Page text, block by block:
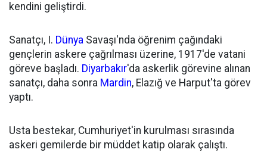
kendini geliştirdi.
Sanatçı, I. Dünya Savaşı'nda öğrenim çağındaki
gençlerin askere çağrılması üzerine, 1917'de vatani
göreve başladı. Diyarbakır'da askerlik görevine alınan
sanatçı, daha sonra Mardin, Elazığ ve Harput'ta görev
yaptı.
Usta bestekar, Cumhuriyet'in kurulması sırasında
askeri gemilerde bir müddet katip olarak çalıştı.